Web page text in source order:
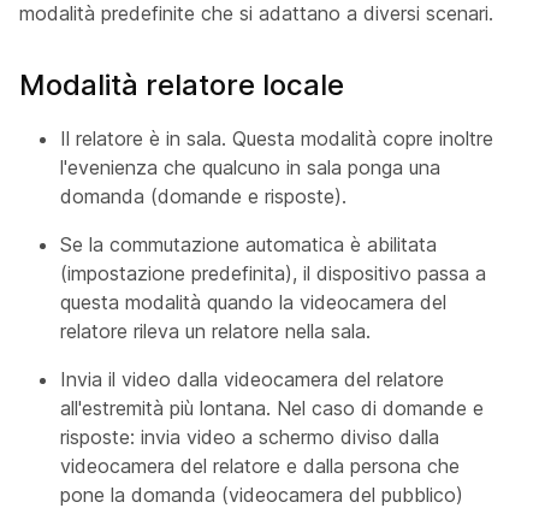
modalità predefinite che si adattano a diversi scenari.
Modalità relatore locale
Il relatore è in sala. Questa modalità copre inoltre
l'evenienza che qualcuno in sala ponga una
domanda (domande e risposte).
Se la commutazione automatica è abilitata
(impostazione predefinita), il dispositivo passa a
questa modalità quando la videocamera del
relatore rileva un relatore nella sala.
Invia il video dalla videocamera del relatore
all'estremità più lontana. Nel caso di domande e
risposte: invia video a schermo diviso dalla
videocamera del relatore e dalla persona che
pone la domanda (videocamera del pubblico)